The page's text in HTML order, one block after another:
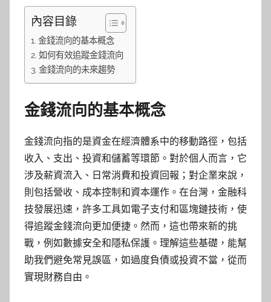
內容目錄
金錢流向的基本概念
如何有效追蹤金錢流向
金錢流向的未來趨勢
金錢流向的基本概念
金錢流向指的是資金在經濟體系中的移動路徑，包括
收入、支出、投資和儲蓄等環節。對於個人而言，它
涉及薪資流入、日常消費和投資回報；對企業來說，
則包括營收、成本控制和資本運作。在台灣，金融科
技發展迅速，許多工具如電子支付和區塊鏈技術，使
得追蹤金錢流向更加便捷。然而，這也帶來新的挑
戰，例如數據安全和隱私保護。理解這些基礎，能幫
助我們避免常見誤區，如過度負債或投資不當，從而
實現財務自由。